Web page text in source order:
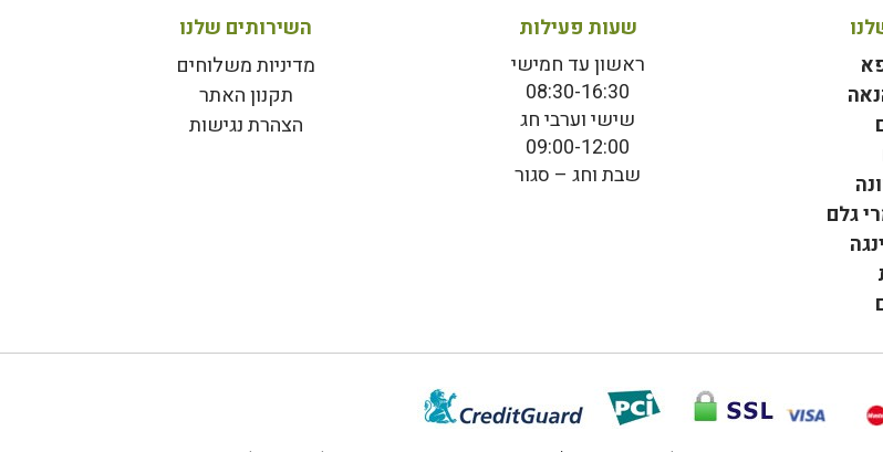
גלם
שעות פעילות
ראשון עד חמישי
08:30-16:30
שישי וערבי חג
09:00-12:00
שבת וחג – סגור
השירותים שלנו
מדיניות משלוחים
תקנון האתר
הצהרת נגישות